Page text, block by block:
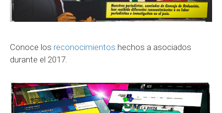
Conoce los reconocimientos hechos a asociados
durante el 2017.